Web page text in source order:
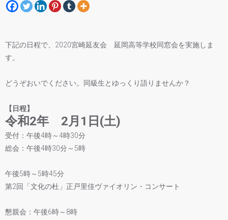
下記の日程で、2020宮崎延友会 延岡高等学校同窓会を実施しま
す。
どうぞおいでください。同級生とゆっくり語りませんか？
【日程】
令和2年 2月1日(土)
受付：午後4時～4時30分
総会：午後4時30分～5時
午後5時～5時45分
第2回「文化の杜」正戸里佳ヴァイオリン・コンサート
懇親会：午後6時～8時